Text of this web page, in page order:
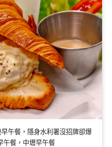
午餐，隱身水利署沒招牌卻爆
午餐，中壢早午餐